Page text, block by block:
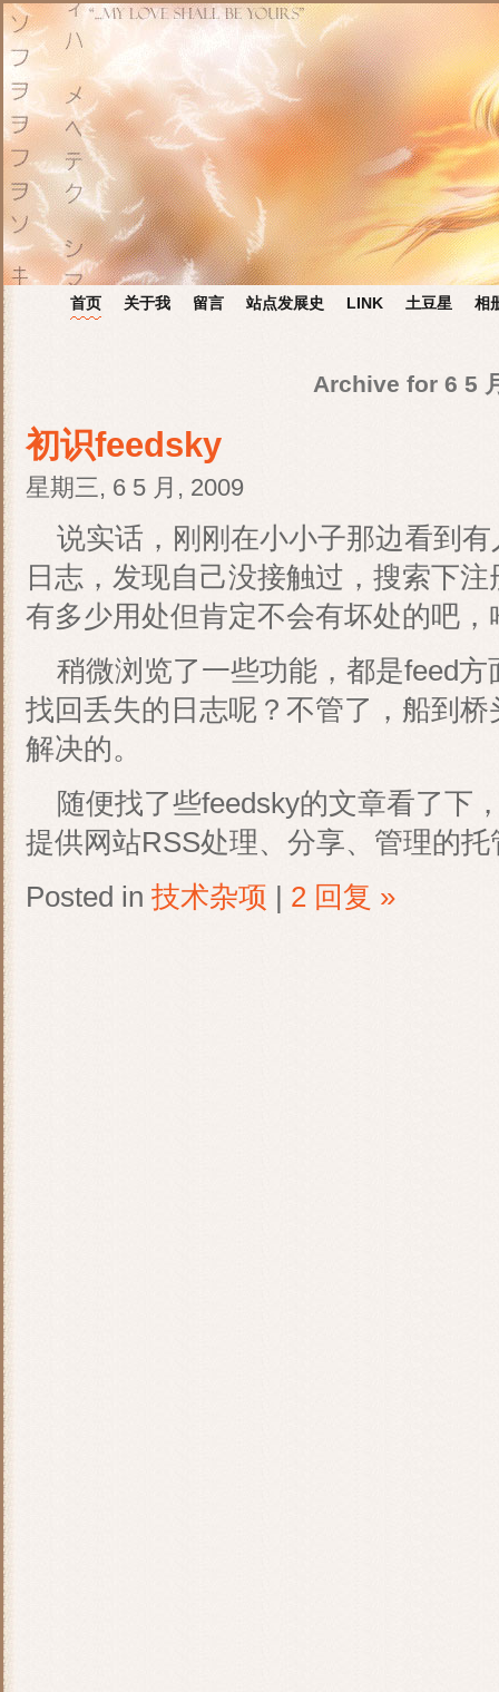
首页 关于我 留言 站点发展史 LINK 土豆星 相
Archive for 6 5
初识feedsky
星期三, 6 5 月, 2009
说实话，刚刚在小小子那边看到有
日志，发现自己没接触过，搜索下
有多少用处但肯定不会有坏处的吧，
稍微浏览了一些功能，都是feed方
找回丢失的日志呢？不管了，船到
解决的。
随便找了些feedsky的文章看了下
提供网站RSS处理、分享、管理的
Posted in 技术杂项 | 2 回复 »